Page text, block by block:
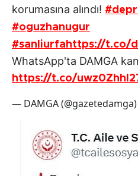
korumasına alındı!
#oguzhanugur
#sanliurfa https://t.co/
WhatsApp'ta DAMGA
https://t.co/
— DAMGA (@gazetedamga)